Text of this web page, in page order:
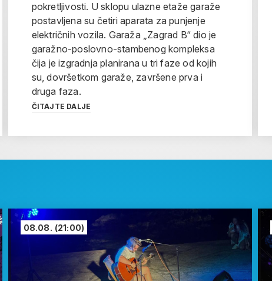
pokretljivosti. U sklopu ulazne etaže garaže
postavljena su četiri aparata za punjenje
električnih vozila. Garaža „Zagrad B“ dio je
garažno-poslovno-stambenog kompleksa
čija je izgradnja planirana u tri faze od kojih
su, dovršetkom garaže, završene prva i
druga faza.
ČITAJTE DALJE
08.08. (21:00)